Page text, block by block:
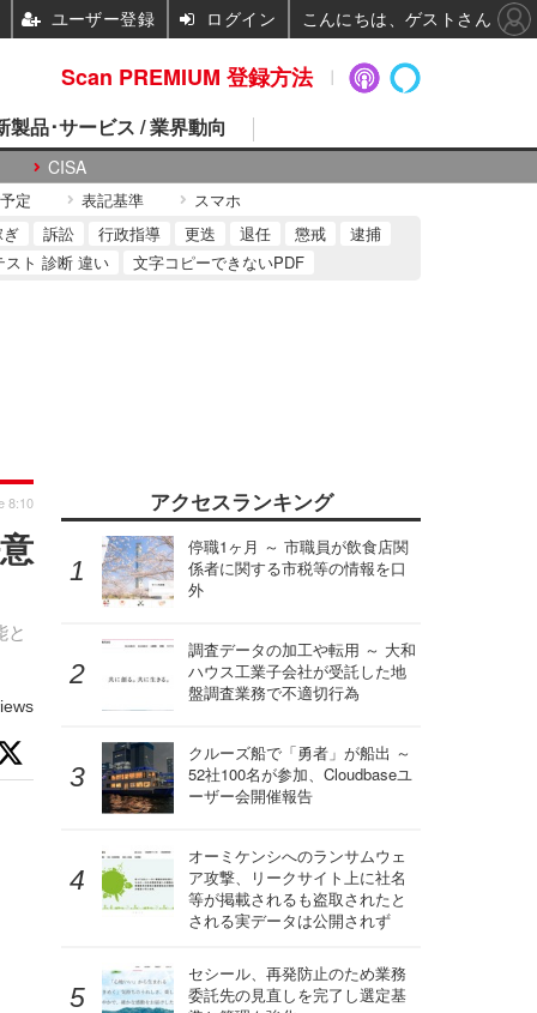
CISA
製品･サービス / 業界動向
定 表記基準 スマホ
訴訟 行政指導 更迭 退任 懲戒
逮捕
スト 診断 違い 文字コピーできないPDF
と
8:10 アクセスランキング
停職1ヶ月 ～ 市職員が飲食店関
係者に関する市税等の情報を口
外
調査データの加工や転用 ～ 大和
ハウス工業子会社が受託した地
盤調査業務で不適切行為
クルーズ船で「勇者」が船出 ～
52社100名が参加、Cloudbaseユ
ーザー会開催報告
オーミケンシへのランサムウェ
ア攻撃、リークサイト上に社名
等が掲載されるも盗取されたと
される実データは公開されず
セシール、再発防止のため業務
委託先の見直しを完了し選定基
Scan PREMIUM 登録方法
ユーザー登録 ログイン こんにちは、ゲストさん